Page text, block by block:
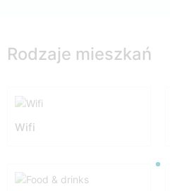
Rodzaje mieszkań
Wifi